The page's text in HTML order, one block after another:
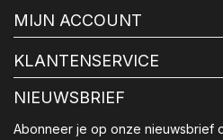
MIJN ACCOUNT
KLANTENSERVICE
NIEUWSBRIEF
Abonneer je op onze nieuwsbrief